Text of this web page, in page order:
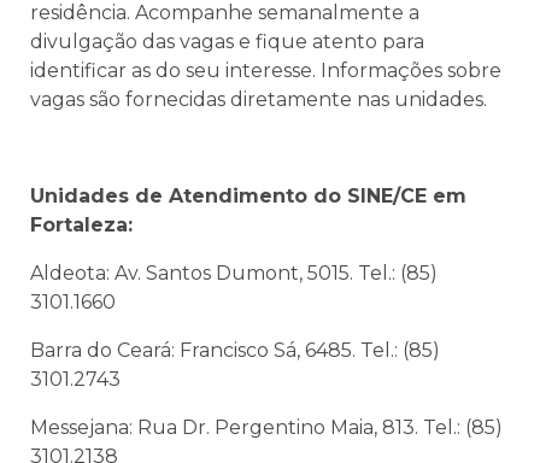
residência. Acompanhe semanalmente a
divulgação das vagas e fique atento para
identificar as do seu interesse. Informações sobre
vagas são fornecidas diretamente nas unidades.
Unidades de Atendimento do SINE/CE em
Fortaleza:
Aldeota: Av. Santos Dumont, 5015. Tel.: (85)
3101.1660
Barra do Ceará: Francisco Sá, 6485. Tel.: (85)
3101.2743
Messejana: Rua Dr. Pergentino Maia, 813. Tel.: (85)
3101.2138